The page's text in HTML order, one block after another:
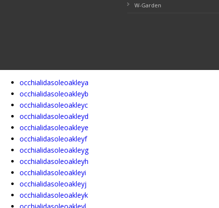
W-Garden
occhialidasoleoakleya
occhialidasoleoakleyb
occhialidasoleoakleyc
occhialidasoleoakleyd
occhialidasoleoakleye
occhialidasoleoakleyf
occhialidasoleoakleyg
occhialidasoleoakleyh
occhialidasoleoakleyi
occhialidasoleoakleyj
occhialidasoleoakleyk